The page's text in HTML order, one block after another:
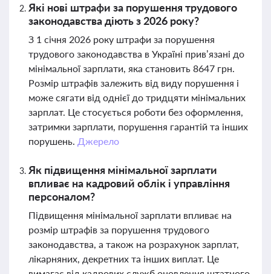
Які нові штрафи за порушення трудового
законодавства діють з 2026 року?
З 1 січня 2026 року штрафи за порушення
трудового законодавства в Україні прив’язані до
мінімальної зарплати, яка становить 8647 грн.
Розмір штрафів залежить від виду порушення і
може сягати від однієї до тридцяти мінімальних
зарплат. Це стосується роботи без оформлення,
затримки зарплати, порушення гарантій та інших
порушень. Джерело
Як підвищення мінімальної зарплати
впливає на кадровий облік і управління
персоналом?
Підвищення мінімальної зарплати впливає на
розмір штрафів за порушення трудового
законодавства, а також на розрахунок зарплат,
лікарняних, декретних та інших виплат. Це